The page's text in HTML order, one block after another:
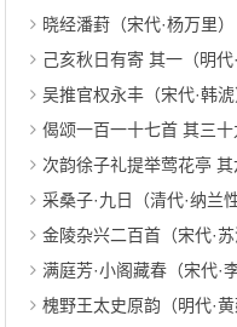
晓经潘葑（宋代·杨万里）
己亥秋日有寄 其一（明代
吴推官权永丰（宋代·韩淲
偈颂一百一十七首 其三十
次韵徐子礼提举莺花亭 其
采桑子·九日（清代·纳兰
金陵杂兴二百首（宋代·苏
满庭芳·小阁藏春（宋代·
槐野王太史原韵（明代·黄